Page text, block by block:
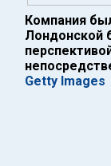
Компания
Лондонской
Getty Images